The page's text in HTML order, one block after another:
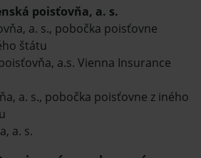
poisťovňa, a. s.
a. s., pobočka poisťovne
štátu
poisťovňa, a.s. Vienna Insurance
a. s., pobočka poisťovne z iného
a. s.